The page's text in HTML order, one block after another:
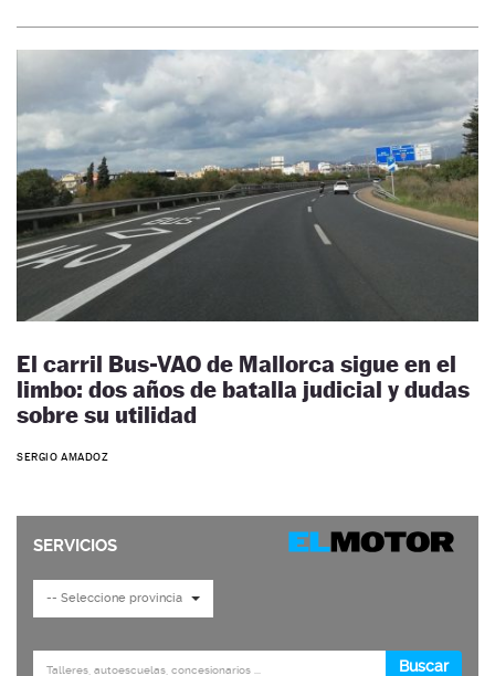
El carril Bus-VAO de Mallorca sigue en el
limbo: dos años de batalla judicial y dudas
sobre su utilidad
SERGIO AMADOZ